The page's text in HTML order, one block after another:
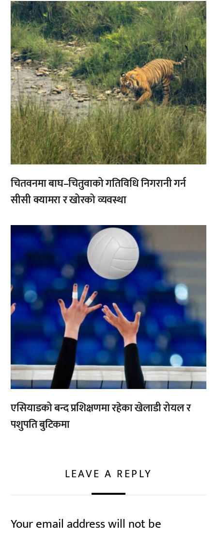
,
चितवनमा बाघ–चितुवाको गतिविधि निगरानी गर्न
सीसी क्यामरा र खोरको व्यवस्था
,
एसियाडको बन्द प्रशिक्षणमा रहेका खेलाडी रोयल र
पशुपति बुटिकमा
LEAVE A REPLY
Your email address will not be